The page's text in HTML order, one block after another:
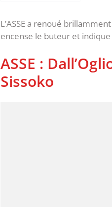
L’ASSE a renoué
encense le buteur et indique
ASSE :
Sissoko